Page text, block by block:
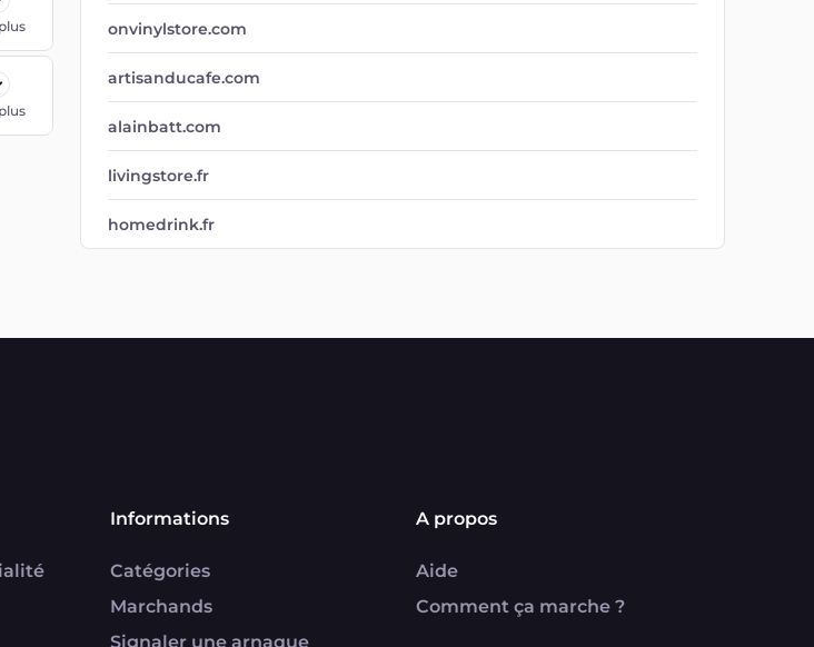
onvinylstore.com
artisanducafe.com
alainbatt.com
livingstore.fr
homedrink.fr
Informations
Catégories
Marchands
Signaler une arnaque
A propos
Aide
Comment ça marche ?